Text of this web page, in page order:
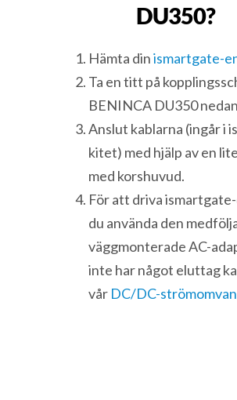
DU350?
Hämta dinismartgate-
Ta en titt på
BENINCA DU350
Anslut kablarna (ingår i
kitet) med hjälp av en
med korshuvud.
För att driva
du använda den
väggmonterade AC-
inte har något eluttag
vår DC/DC-